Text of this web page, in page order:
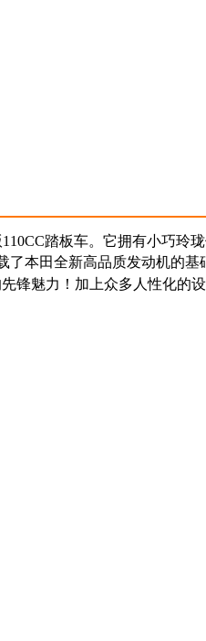
踏板车。它拥有小巧玲
了本田全新高品质发动机的基
锋魅力！ 加上众多人性化的